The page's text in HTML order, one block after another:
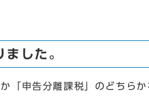
した。
申告分離課税」のどちらか